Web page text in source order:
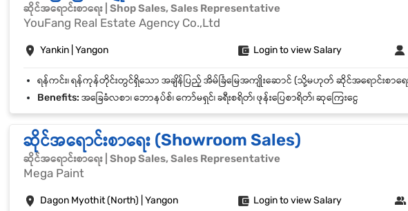
ဆိုင်အရောင်းစာရေး | Shop Sales, Sales Representative
YouFang Real Estate Agency Co.,Ltd
Yankin | Yangon Login to view Salary
Benefits: အခြေခံလစာ၊ ဘောနပ်စ်၊ ကော်မရှင်၊ ခရီးစရိတ်၊ ဖုန်းပြေစာရိတ်၊ ဆုကြေးငွေ
ဆိုင်အရောင်းစာရေး (Showroom Sales)
ဆိုင်အရောင်းစာရေး | Shop Sales, Sales Representative
Mega Paint
Dagon Myothit (North) | Yangon Login to view Salary